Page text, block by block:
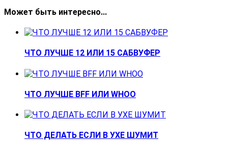
Может быть интересно...
ЧТО ЛУЧШЕ 12 ИЛИ 15 САБВУФЕР
ЧТО ЛУЧШЕ BFF ИЛИ WHOO
ЧТО ДЕЛАТЬ ЕСЛИ В УХЕ ШУМИТ